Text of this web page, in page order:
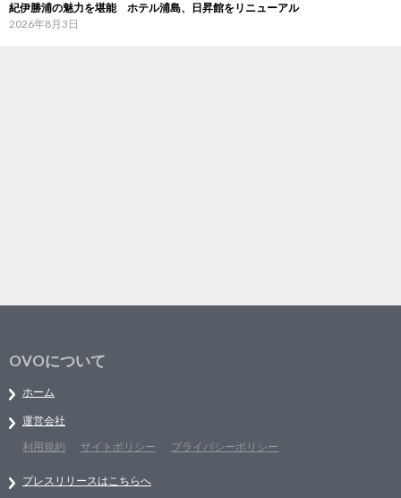
紀伊勝浦の魅力を堪能 ホテル浦島、日昇館をリニューアル
2026年8月3日
OVOについて
ホーム
運営会社
利用規約
サイトポリシー プライバシーポリシー
プレスリリースはこちらへ